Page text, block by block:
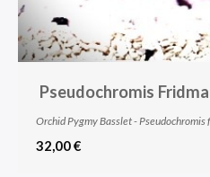
Pseudochromis
Orchid Pygmy Basslet - Pseudochromis
32,00 €